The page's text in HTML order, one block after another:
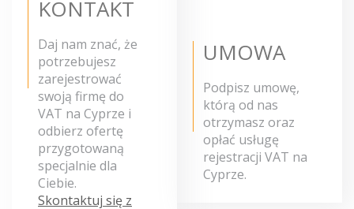
KONTAKT
Daj nam znać, że
potrzebujesz
zarejestrować
swoją firmę do
VAT na Cyprze i
odbierz ofertę
przygotowaną
specjalnie dla
Ciebie.
Skontaktuj się z
UMOWA
Podpisz umowę,
którą od nas
otrzymasz oraz
opłać usługę
rejestracji VAT na
Cyprze.